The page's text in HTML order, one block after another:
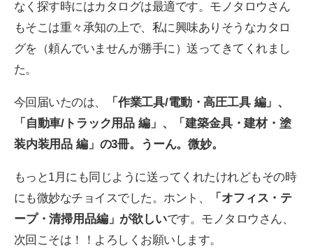
なく探す時にはカタログは最適です。モノタロウさん
もそこは重々承知の上で、私に興味ありそうなカタロ
グを（頼んでいませんが勝手に）送ってきてくれまし
た。
今回届いたのは、
「作業工具/電動・高圧工具 編」、
「自動車/トラック用品 編」、「建築金具・建材・塗
装内装用品 編」の3冊。うーん。微妙。
もっと1月にも同じように送ってくれたけれどもその時
にも微妙なチョイスでした。ホント、
「オフィス・テ
ープ・清掃用品編」が欲しいです。モノタロウさん、
次回こそは！！よろしくお願いします。